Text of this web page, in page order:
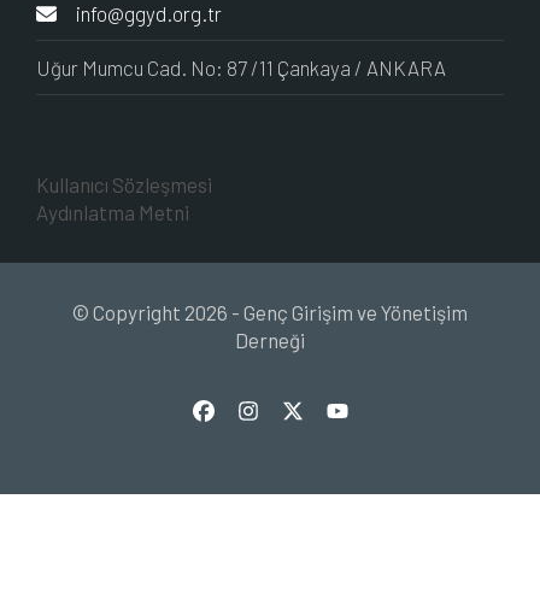
info@ggyd.org.tr
Uğur Mumcu Cad. No: 87 /11 Çankaya / ANKARA
Kullanıcı Sözleşmesi
Aydınlatma Metni
© Copyright 2026 - Genç Girişim ve Yönetişim
Derneği